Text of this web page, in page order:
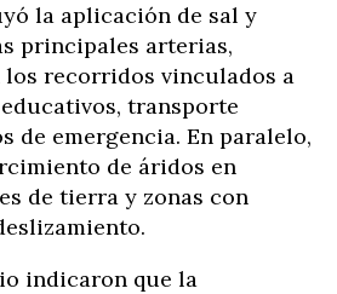
la aplicación de sal y
principales arterias,
los recorridos vinculados a
transporte
de emergencia. En paralelo,
de áridos en
de tierra y zonas con
indicaron que la